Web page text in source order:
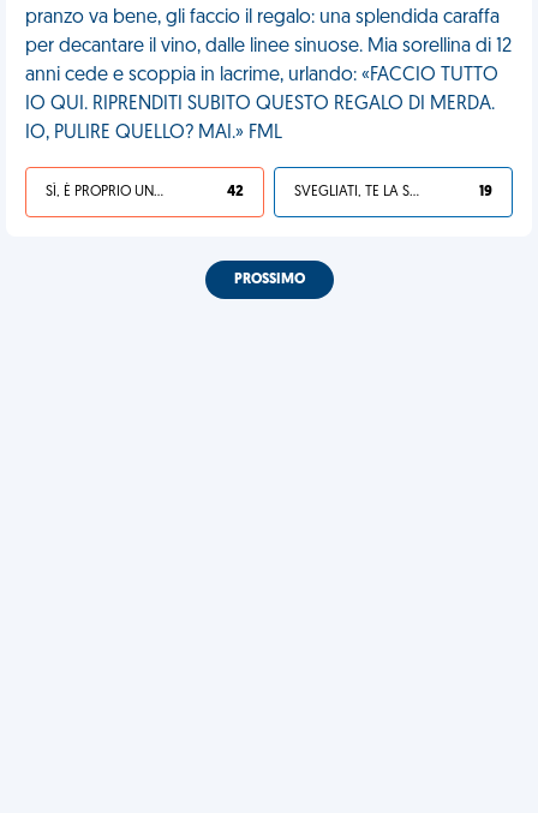
pranzo va bene, gli faccio il regalo: una splendida caraffa
per decantare il vino, dalle linee sinuose. Mia sorellina di 12
anni cede e scoppia in lacrime, urlando: «FACCIO TUTTO
IO QUI. RIPRENDITI SUBITO QUESTO REGALO DI MERDA.
IO, PULIRE QUELLO? MAI.» FML
SÌ, È PROPRIO UNA VDM! 42 SVEGLIATI, TE LA SEI CERCATA! 19
PROSSIMO